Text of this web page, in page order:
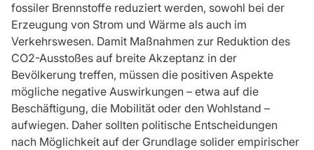
fossiler Brennstoffe reduziert werden, sowohl bei der
Erzeugung von Strom und Wärme als auch im
Verkehrswesen. Damit Maßnahmen zur Reduktion des
CO2-Ausstoßes auf breite Akzeptanz in der
Bevölkerung treffen, müssen die positiven Aspekte
mögliche negative Auswirkungen – etwa auf die
Beschäftigung, die Mobilität oder den Wohlstand –
aufwiegen. Daher sollten politische Entscheidungen
nach Möglichkeit auf der Grundlage solider empirischer